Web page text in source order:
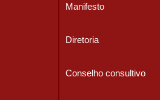
Manifesto
Diretoria
Conselho consultivo